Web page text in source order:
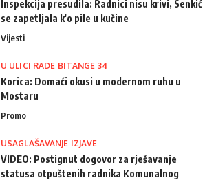
Inspekcija presudila: Radnici nisu krivi, Senkić
se zapetljala k'o pile u kučine
Vijesti
U ULICI RADE BITANGE 34
Korica: Domaći okusi u modernom ruhu u
Mostaru
Promo
USAGLAŠAVANJE IZJAVE
VIDEO: Postignut dogovor za rješavanje
statusa otpuštenih radnika Komunalnog